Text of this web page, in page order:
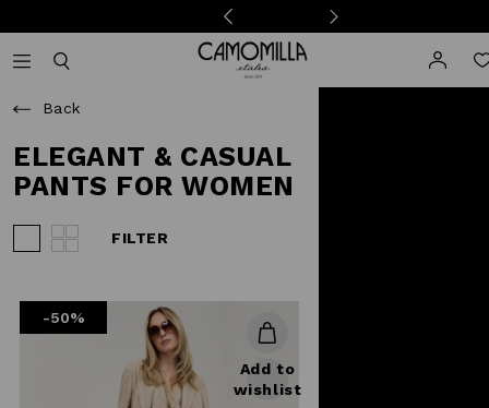
Camomilla Italia®
Back
ELEGANT & CASUAL
PANTS FOR WOMEN
FILTER
-50%
Add to
wishlist